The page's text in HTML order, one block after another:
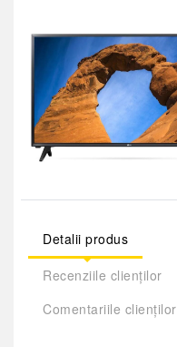
Detalii produs
Recenziile clienților
Comentariile clienților